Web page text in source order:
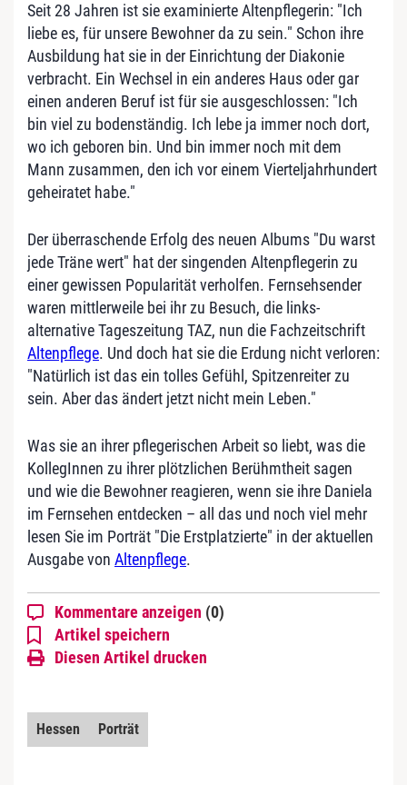
Seit 28 Jahren ist sie examinierte Altenpflegerin: "Ich
liebe es, für unsere Bewohner da zu sein." Schon ihre
Ausbildung hat sie in der Einrichtung der Diakonie
verbracht. Ein Wechsel in ein anderes Haus oder gar
einen anderen Beruf ist für sie ausgeschlossen: "Ich
bin viel zu bodenständig. Ich lebe ja immer noch dort,
wo ich geboren bin. Und bin immer noch mit dem
Mann zusammen, den ich vor einem Vierteljahrhundert
geheiratet habe."
Der überraschende Erfolg des neuen Albums "Du warst
jede Träne wert" hat der singenden Altenpflegerin zu
einer gewissen Popularität verholfen. Fernsehsender
waren mittlerweile bei ihr zu Besuch, die links-
alternative Tageszeitung TAZ, nun die Fachzeitschrift
Altenpflege. Und doch hat sie die Erdung nicht verloren:
"Natürlich ist das ein tolles Gefühl, Spitzenreiter zu
sein. Aber das ändert jetzt nicht mein Leben."
Was sie an ihrer pflegerischen Arbeit so liebt, was die
KollegInnen zu ihrer plötzlichen Berühmtheit sagen
und wie die Bewohner reagieren, wenn sie ihre Daniela
im Fernsehen entdecken – all das und noch viel mehr
lesen Sie im Porträt "Die Erstplatzierte" in der aktuellen
Ausgabe von Altenpflege.
Kommentare anzeigen (0)
Artikel speichern
Diesen Artikel drucken
Hessen Porträt